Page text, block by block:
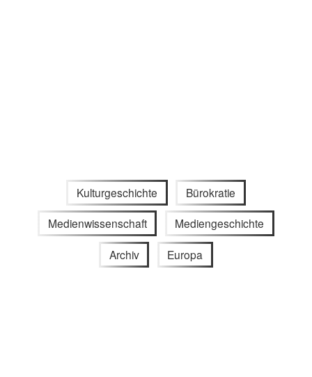
Kulturgeschichte Bürokratie
Medienwissenschaft Mediengeschichte
Archiv Europa